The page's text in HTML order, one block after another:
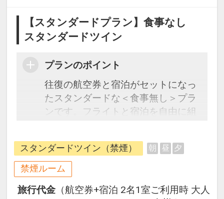
【スタンダードプラン】食事なし
スタンダードツイン
プランのポイント
往復の航空券と宿泊がセットになっ
たスタンダードな＜食事無し＞プラ
ンです。フライトと宿泊を自由に組
ージだから、一都市滞在はもちろん
周遊旅行にも最適！
旅行期間中の1泊だけの宿泊や延
泊・飛び泊なども自由自在です。
フライトは、安心のJAL（または
スタンダードツイン（禁煙） 朝 昼 夕
禁煙ルーム
旅行代金 （航空券+宿泊 2名1室ご利用時 大人